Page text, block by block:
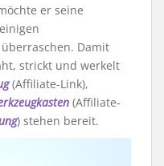
er seine
Damit
strickt und werkelt
(Affiliate-Link),
(Affiliate-
) stehen bereit.